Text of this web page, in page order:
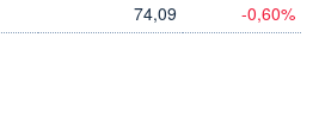
74,09 -0,60%